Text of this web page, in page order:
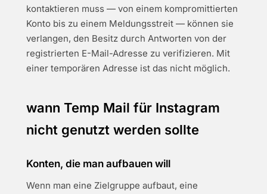
kontaktieren muss — von einem kompromittierten
Konto bis zu einem Meldungsstreit — können sie
verlangen, den Besitz durch Antworten von der
registrierten E-Mail-Adresse zu verifizieren. Mit
einer temporären Adresse ist das nicht möglich.
wann Temp Mail für Instagram
nicht genutzt werden sollte
Konten, die man aufbauen will
Wenn man eine Zielgruppe aufbaut, eine